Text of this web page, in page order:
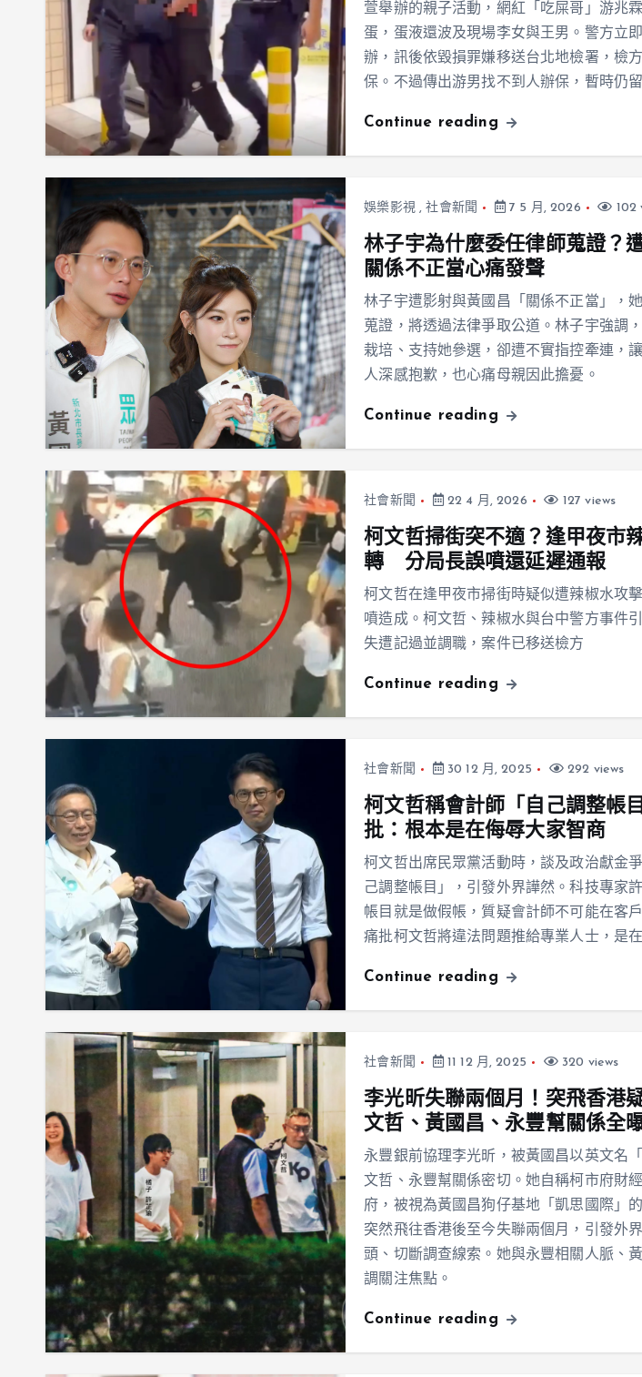
萱舉辦的親子活動，網紅「吃屎哥」游兆
蛋，蛋液還波及現場李女與王男。警方立
辦，訊後依毀損罪嫌移送台北地檢署，檢
保。不過傳出游男找不到人辦保，暫時仍
Continue reading
娛樂影視,社會新聞 7 5 月, 2026 102
林子宇為什麼委任律師蒐證？
關係不正當心痛發聲
林子宇遭影射與黃國昌「關係不正當」，
蒐證，將透過法律爭取公道。林子宇強調
栽培、支持她參選，卻遭不實指控牽連，
人深感抱歉，也心痛母親因此擔憂。
Continue reading
社會新聞 22 4 月, 2026 127 views
柯文哲掃街突不適？逢甲夜市
轉 分局長誤噴還延遲通報
柯文哲在逢甲夜市掃街時疑似遭辣椒水攻
噴造成。柯文哲、辣椒水與台中警方事件
失遭記過並調職，案件已移送檢方
Continue reading
社會新聞 30 12 月, 2025 292 views
柯文哲稱會計師「自己調整
批：根本是在侮辱大家智商
柯文哲出席民眾黨活動時，談及政治獻金
己調整帳目」，引發外界譁然。科技專家
帳目就是做假帳，質疑會計師不可能在客
痛批柯文哲將違法問題推給專業人士，是
Continue reading
社會新聞 11 12 月, 2025 320 views
李光昕失聯兩個月！突飛香港
文哲、黃國昌、永豐幫關係全
永豐銀前協理李光昕，被黃國昌以英文名
文哲、永豐幫關係密切。她自稱柯市府財
府，被視為黃國昌狗仔基地「凱思國際」
突然飛往香港後至今失聯兩個月，引發外
頭、切斷調查線索。她與永豐相關人脈、
調關注焦點。
Continue reading